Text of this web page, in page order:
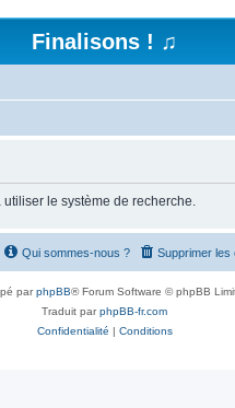
Finalisons ! ♫
utiliser le système de recherche.
Supprimer les
Qui sommes-nous ?
parphpBB® Forum Software © phpBB
Traduit parphpBB-fr.com
Confidentialité | Conditions